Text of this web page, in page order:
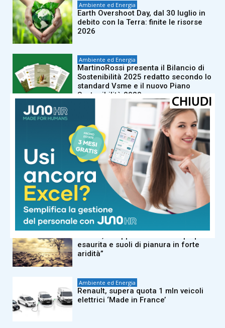
Ambiente ed Energia
Earth Overshoot Day, dal 30 luglio in
debito con la Terra: finite le risorse
2026
Ambiente ed Energia
MartinoRossi presenta il Bilancio di
Sostenibilità 2025 redatto secondo lo
standard Vsme e il nuovo Piano
Sostenibilità 2030
Oropan, l’ad Forte: “Tra identità e
memoria il nostro pane viaggia in 26
paesi del mondo”
Ambiente ed Energia
Carburanti, Assogasliquidi-
Federchimica: “Con nuovo approccio
Ue Gpl e Gnl protagonisti”
esaurita e suoli di pianura in forte
aridità”
Ambiente ed Energia
Renault, supera quota 1 mln veicoli
elettrici ‘Made in France’